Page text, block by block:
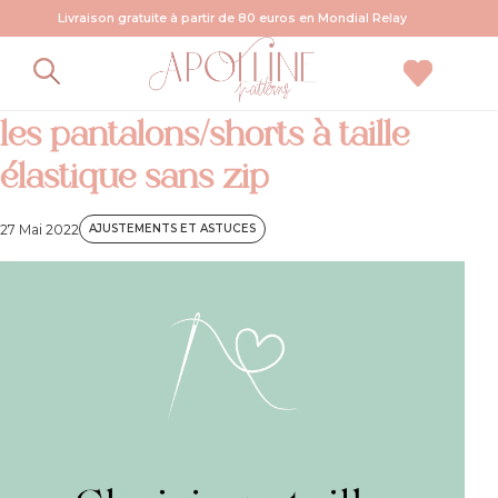
Livraison gratuite à partir de 80 euros en Mondial Relay
Choisir sa taille de patron pour
les pantalons/shorts à taille
élastique sans zip
27 Mai 2022 AJUSTEMENTS ET ASTUCES